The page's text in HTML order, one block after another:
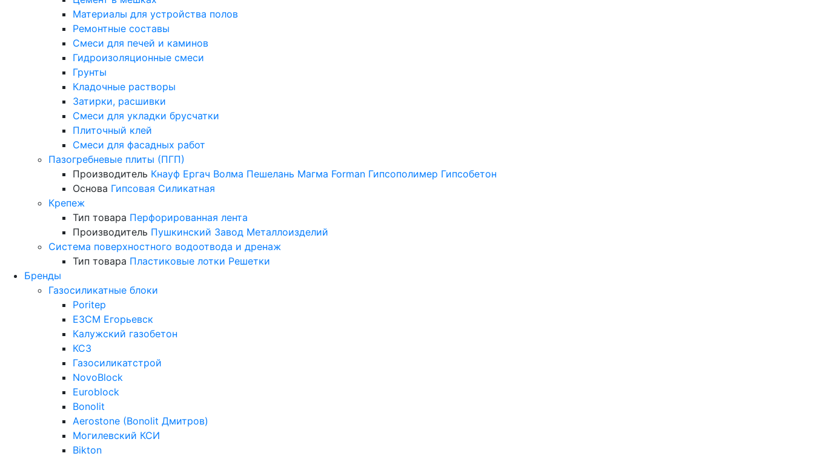
Материалы для устройства полов
Ремонтные составы
Смеси для печей и каминов
Гидроизоляционные смеси
Грунты
Кладочные растворы
Затирки, расшивки
Смеси для укладки брусчатки
Плиточный клей
Смеси для фасадных работ
Пазогребневые плиты (ПГП)
Производитель Кнауф Ергач Волма Пешелань Магма Forman Гипсополимер Гипсобетон
Основа Гипсовая Силикатная
Крепеж
Тип товара Перфорированная лента
Производитель Пушкинский Завод Металлоизделий
Система поверхностного водоотвода и дренаж
Тип товара Пластиковые лотки Решетки
Бренды
Газосиликатные блоки
Poritep
ЕЗСМ Егорьевск
Калужский газобетон
КСЗ
Газосиликатстрой
NovoBlock
Euroblock
Bonolit
Aerostone (Bonolit Дмитров)
Могилевский КСИ
Bikton